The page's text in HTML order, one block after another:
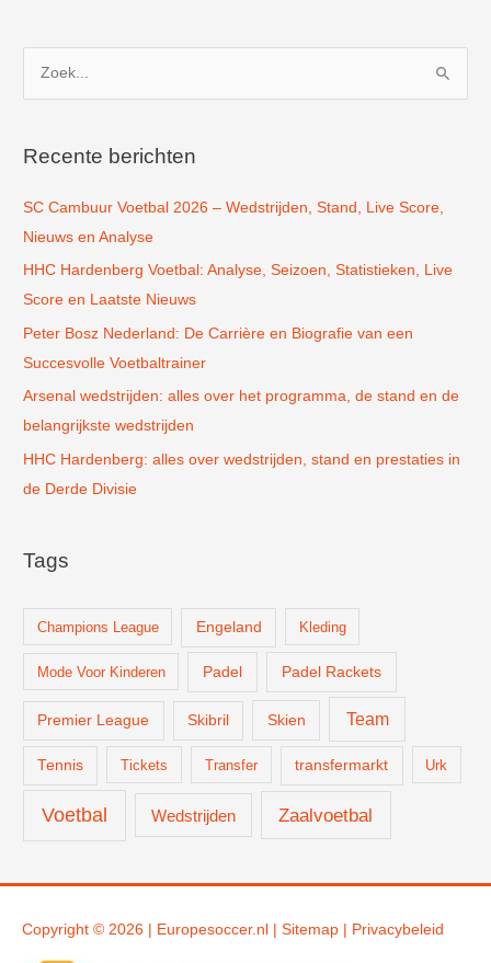
k
a
a
r
:
Recente berichten
SC Cambuur Voetbal 2026 – Wedstrijden, Stand, Live Score,
Nieuws en Analyse
HHC Hardenberg Voetbal: Analyse, Seizoen, Statistieken, Live
Score en Laatste Nieuws
Peter Bosz Nederland: De Carrière en Biografie van een
Succesvolle Voetbaltrainer
Arsenal wedstrijden: alles over het programma, de stand en de
belangrijkste wedstrijden
HHC Hardenberg: alles over wedstrijden, stand en prestaties in
de Derde Divisie
Tags
Champions League Engeland Kleding
Mode Voor Kinderen Padel Padel Rackets
Premier League Skibril Skien Team
Tennis Tickets Transfer transfermarkt Urk
Voetbal Wedstrijden Zaalvoetbal
Copyright © 2026 | Europesoccer.nl Sitemap Privacybeleid